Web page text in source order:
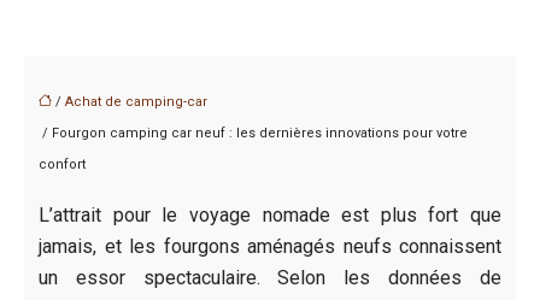
/ Achat de camping-car
/ Fourgon camping car neuf : les dernières innovations pour votre
confort
L’attrait pour le voyage nomade est plus fort que
jamais, et les fourgons aménagés neufs connaissent
un essor spectaculaire. Selon les données de